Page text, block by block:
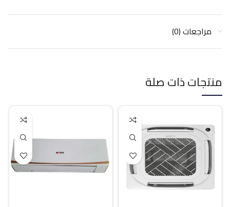
مراجعات (0)
منتجات ذات صلة